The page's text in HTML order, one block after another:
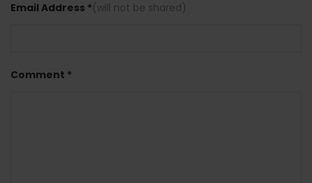
Email Address *(will not be shared)
Comment *